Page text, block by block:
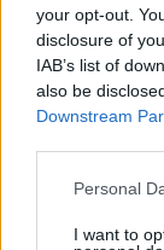
your opt-out.
disclosure of
IAB’s list of
also be
Downstream
Personal
I want to
Oggi